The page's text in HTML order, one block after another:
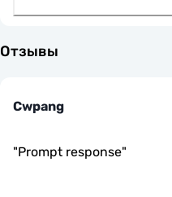
Отзывы
Cwpang
"Prompt response"